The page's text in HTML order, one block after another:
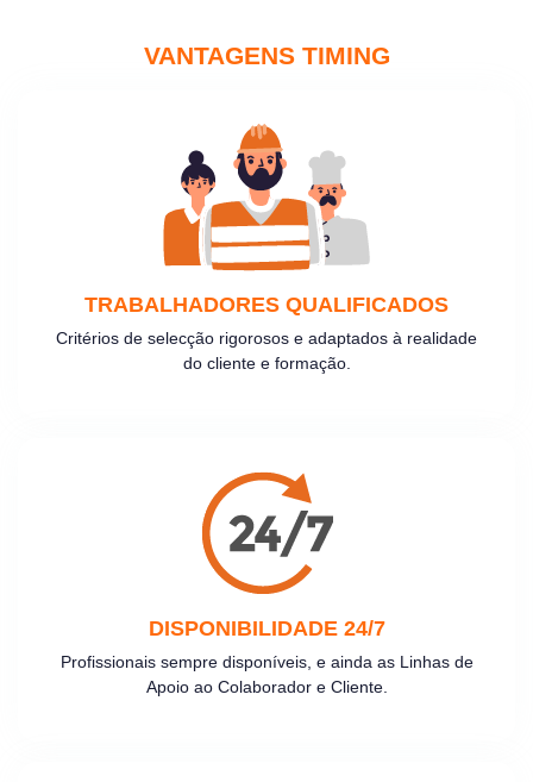
VANTAGENS TIMING
TRABALHADORES QUALIFICADOS
Critérios de selecção rigorosos e adaptados à realidade
do cliente e formação.
DISPONIBILIDADE 24/7
Profissionais sempre disponíveis, e ainda as Linhas de
Apoio ao Colaborador e Cliente.